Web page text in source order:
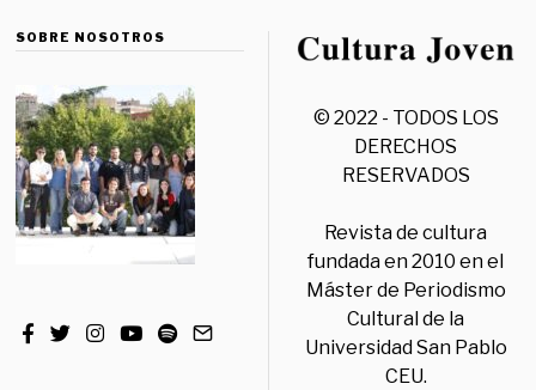
SOBRE NOSOTROS
© 2022 - TODOS LOS
DERECHOS
RESERVADOS
Revista de cultura
fundada en 2010 en el
Máster de Periodismo
Cultural de la
Universidad San Pablo
CEU.